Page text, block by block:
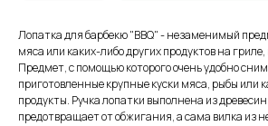
Лопатка для барбекю "BBQ" - незаменимый
мяса или каких-либо других продуктов на
Предмет, с помощью которого очень удобно
приготовленные крупные куски мяса, рыбы или
продукты. Ручка лопатки выполнена из
предотвращает от обжигания, а сама вилка из